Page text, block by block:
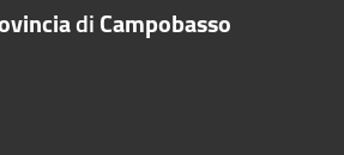
diCampobasso